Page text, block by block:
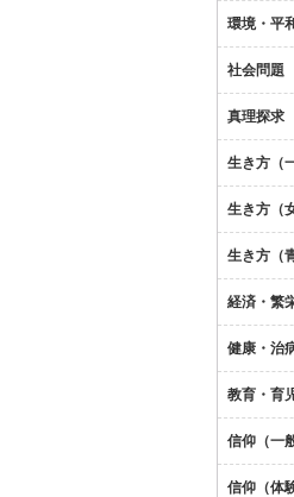
環境・平
社会問題
真理探求
生き方（
生き方（
生き方（
経済・繁
健康・治
教育・育
信仰（一
信仰（体